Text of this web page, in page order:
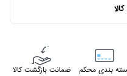
بندی محکم ضمانت بازگشت کالا